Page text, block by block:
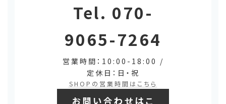
Tel. 070-
9065-7264
営業時間：10:00-18:00 /
定休日：日・祝
SHOPの営業時間はこちら
お問い合わせはこ